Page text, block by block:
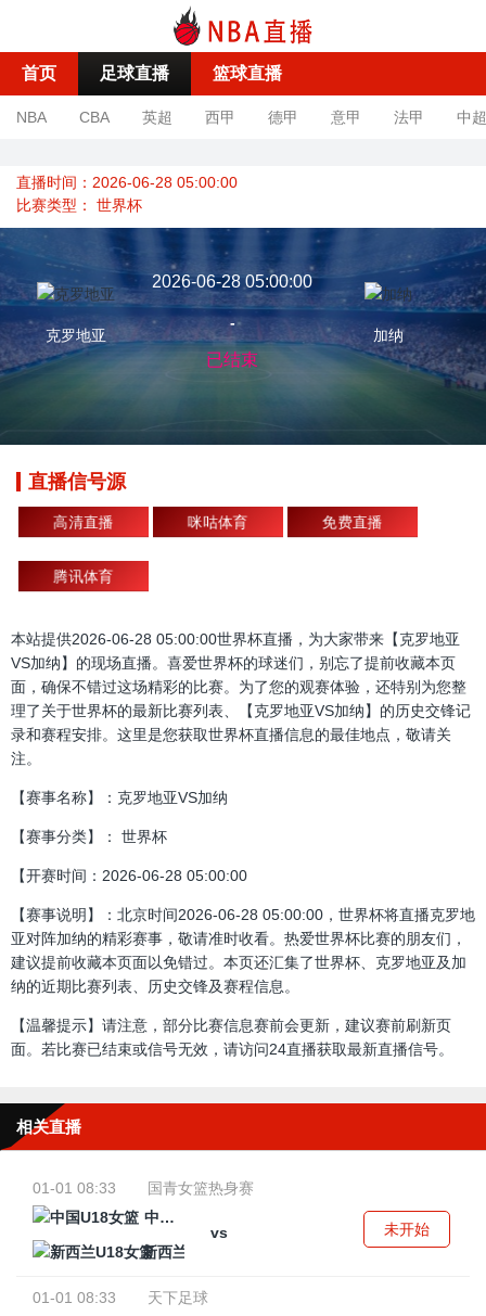
首页 足球直播 篮球直播
NBA CBA 英超 西甲 德甲 意甲 法甲 中超
直播时间：2026-06-28 05:00:00
比赛类型： 世界杯
克罗地亚
2026-06-28 05:00:00
-
已结束
加纳
直播信号源
高清直播 咪咕体育 免费直播
腾讯体育
本站提供2026-06-28 05:00:00世界杯直播，为大家带来【克罗地亚
VS加纳】的现场直播。喜爱世界杯的球迷们，别忘了提前收藏本页
面，确保不错过这场精彩的比赛。为了您的观赛体验，还特别为您整
理了关于世界杯的最新比赛列表、【克罗地亚VS加纳】的历史交锋记
录和赛程安排。这里是您获取世界杯直播信息的最佳地点，敬请关
注。
【赛事名称】：克罗地亚VS加纳
【赛事分类】： 世界杯
【开赛时间：2026-06-28 05:00:00
【赛事说明】：北京时间2026-06-28 05:00:00，世界杯将直播克罗地
亚对阵加纳的精彩赛事，敬请准时收看。热爱世界杯比赛的朋友们，
建议提前收藏本页面以免错过。本页还汇集了世界杯、克罗地亚及加
纳的近期比赛列表、历史交锋及赛程信息。
【温馨提示】请注意，部分比赛信息赛前会更新，建议赛前刷新页
面。若比赛已结束或信号无效，请访问24直播获取最新直播信号。
相关直播
01-01 08:33
国青女篮热身赛
中国U18女篮
vs
新西兰U18女篮
未开始
01-01 08:33 天下足球